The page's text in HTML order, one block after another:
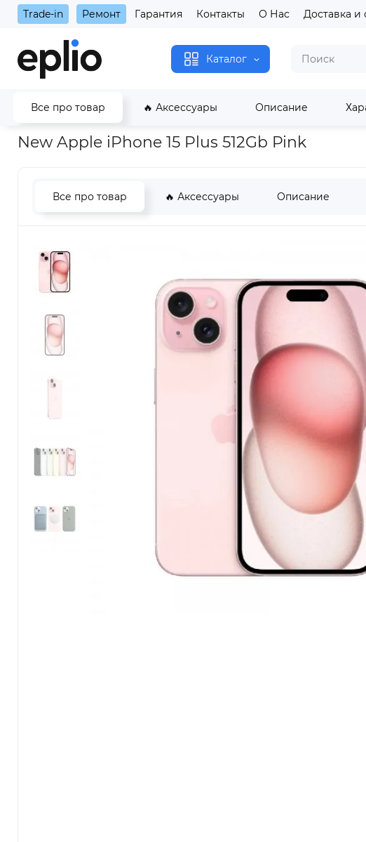
Trade-in Ремонт Гарантия Контакты О Нас Доставка и
Каталог
Все про товар 🔥 Аксессуары Описание
Главная New Apple iPhone 15 Plus 512Gb Pink
New Apple iPhone 15 Plus 512Gb Pink
Все про товар 🔥 Аксессуары Описание